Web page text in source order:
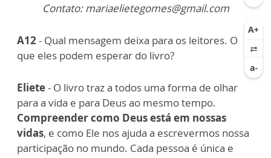
Contato: mariaelietegomes@gmail.com
A12- Qual mensagem deixa para os leitores. O
que eles podem esperar do livro?
Eliete- O livro traz a todos uma forma de olhar
para a vida e para Deus ao mesmo tempo.
Compreender como Deus está em nossas
vidas, e como Ele nos ajuda a escrevermos nossa
participação no mundo. Cada pessoa é única e